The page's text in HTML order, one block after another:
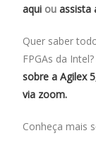
aqui ou assista
Quer saber
FPGAs da
sobre a Agilex
via zoom.
Conheça mais